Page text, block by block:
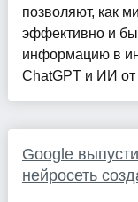
позволяют, как
эффективно и
информацию в
ChatGPT и ИИ от
Google
нейросеть